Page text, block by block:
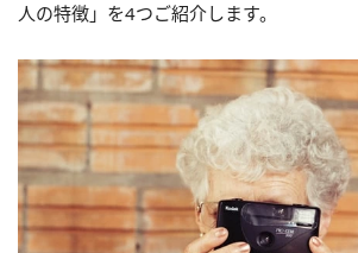
人の特徴」を4つご紹介します。